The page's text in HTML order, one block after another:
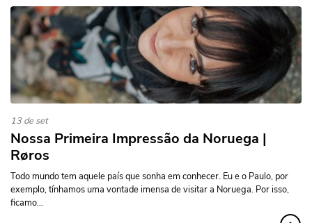
13 de set
Nossa Primeira Impressão da Noruega |
Røros
Todo mundo tem aquele país que sonha em conhecer. Eu e o Paulo, por
exemplo, tínhamos uma vontade imensa de visitar a Noruega. Por isso,
ficamo...